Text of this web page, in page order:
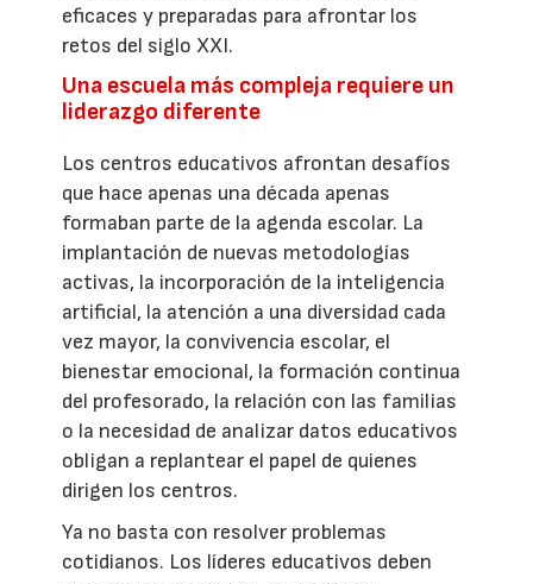
eficaces y preparadas para afrontar los
retos del siglo XXI.
Una escuela más compleja requiere un
liderazgo diferente
Los centros educativos afrontan desafíos
que hace apenas una década apenas
formaban parte de la agenda escolar. La
implantación de nuevas metodologías
activas, la incorporación de la inteligencia
artificial, la atención a una diversidad cada
vez mayor, la convivencia escolar, el
bienestar emocional, la formación continua
del profesorado, la relación con las familias
o la necesidad de analizar datos educativos
obligan a replantear el papel de quienes
dirigen los centros.
Ya no basta con resolver problemas
cotidianos. Los líderes educativos deben